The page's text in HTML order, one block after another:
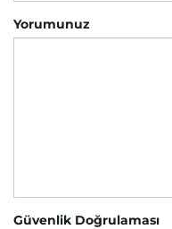
Yorumunuz
Güvenlik Doğrulaması